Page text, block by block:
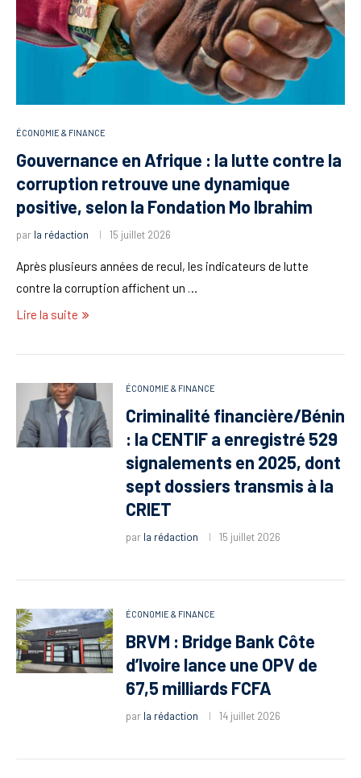
ÉCONOMIE & FINANCE
Gouvernance en Afrique : la lutte contre la
corruption retrouve une dynamique
positive, selon la Fondation Mo Ibrahim
par la rédaction 15 juillet 2026
Après plusieurs années de recul, les indicateurs de lutte
contre la corruption affichent un …
Lire la suite
ÉCONOMIE & FINANCE
Criminalité financière/Bénin
: la CENTIF a enregistré 529
signalements en 2025, dont
sept dossiers transmis à la
CRIET
par la rédaction 15 juillet 2026
ÉCONOMIE & FINANCE
BRVM : Bridge Bank Côte
d’Ivoire lance une OPV de
67,5 milliards FCFA
par la rédaction 14 juillet 2026